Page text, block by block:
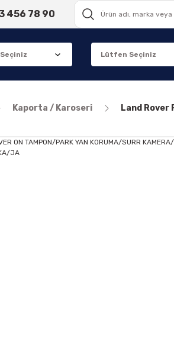
456 78 90
Kaporta / Karoseri Land Rover